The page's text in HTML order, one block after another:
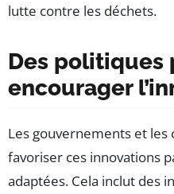
lutte contre les déchets.
Des politiques
encourager
Les gouvernements et
favoriser ces innovations
adaptées. Cela inclut des